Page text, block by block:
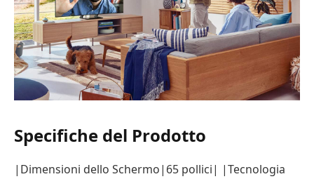
Specifiche del Prodotto
|Dimensioni dello Schermo|65 pollici| |Tecnologia